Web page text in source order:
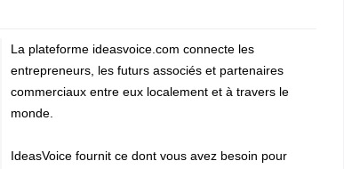
La plateforme ideasvoice.com connecte les
entrepreneurs, les futurs associés et partenaires
commerciaux entre eux localement et à travers le
monde.
IdeasVoice fournit ce dont vous avez besoin pour